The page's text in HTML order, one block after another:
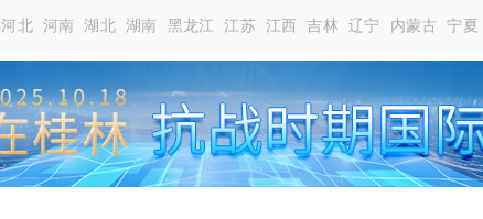
河北 河南 湖北 湖南 黑龙江 江苏 江西 吉林 辽宁 内蒙古 宁夏